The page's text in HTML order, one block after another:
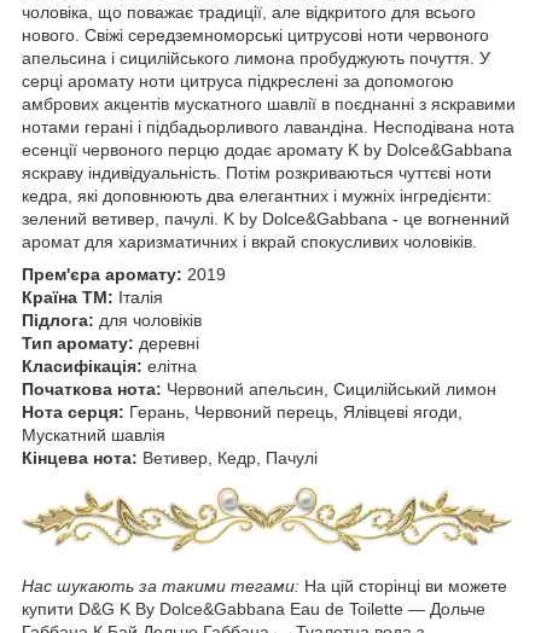
чоловіка, що поважає традиції, але відкритого для всього
нового. Свіжі середземноморські цитрусові ноти червоного
апельсина і сицилійського лимона пробуджують почуття. У
серці аромату ноти цитруса підкреслені за допомогою
амбрових акцентів мускатного шавлії в поєднанні з яскравими
нотами герані і підбадьорливого лавандіна. Несподівана нота
есенції червоного перцю додає аромату K by Dolce&Gabbana
яскраву індивідуальність. Потім розкриваються чуттєві ноти
кедра, які доповнюють два елегантних і мужніх інгредієнти:
зелений ветивер, пачулі. K by Dolce&Gabbana - це вогненний
аромат для харизматичних і вкрай спокусливих чоловіків.
Прем'єра аромату: 2019
Країна ТМ: Італія
Підлога: для чоловіків
Тип аромату: деревні
Класифікація: елітна
Початкова нота: Червоний апельсин, Сицилійський лимон
Нота серця: Герань, Червоний перець, Ялівцеві ягоди,
Мускатний шавлія
Кінцева нота: Ветивер, Кедр, Пачулі
Нас шукають за такими тегами: На цій сторінці ви можете
купити D&G K By Dolce&Gabbana Eau de Toilette ― Дольче